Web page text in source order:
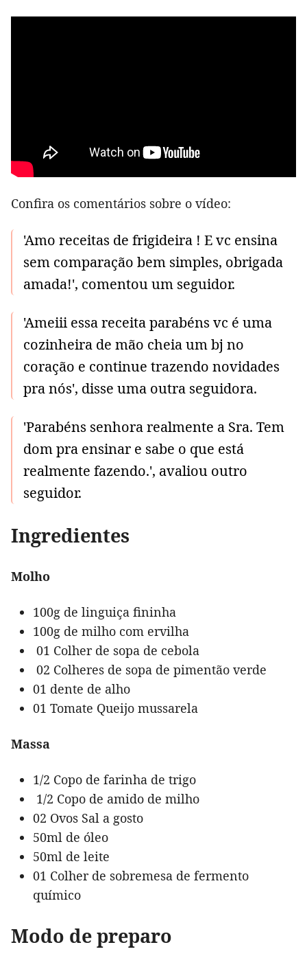
Confira os comentários sobre o vídeo:
'Amo receitas de frigideira ! E vc ensina
sem comparação bem simples, obrigada
amada!', comentou um seguidor.
'Ameiii essa receita parabéns vc é uma
cozinheira de mão cheia um bj no
coração e continue trazendo novidades
pra nós', disse uma outra seguidora.
'Parabéns senhora realmente a Sra. Tem
dom pra ensinar e sabe o que está
realmente fazendo.', avaliou outro
seguidor.
Ingredientes
Molho
100g de linguiça fininha
100g de milho com ervilha
01 Colher de sopa de cebola
02 Colheres de sopa de pimentão verde
01 dente de alho
01 Tomate Queijo mussarela
Massa
1/2 Copo de farinha de trigo
1/2 Copo de amido de milho
02 Ovos Sal a gosto
50ml de óleo
50ml de leite
01 Colher de sobremesa de fermento
químico
Modo de preparo